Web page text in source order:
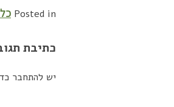
Posted in
כתיבת
יש להתחבר